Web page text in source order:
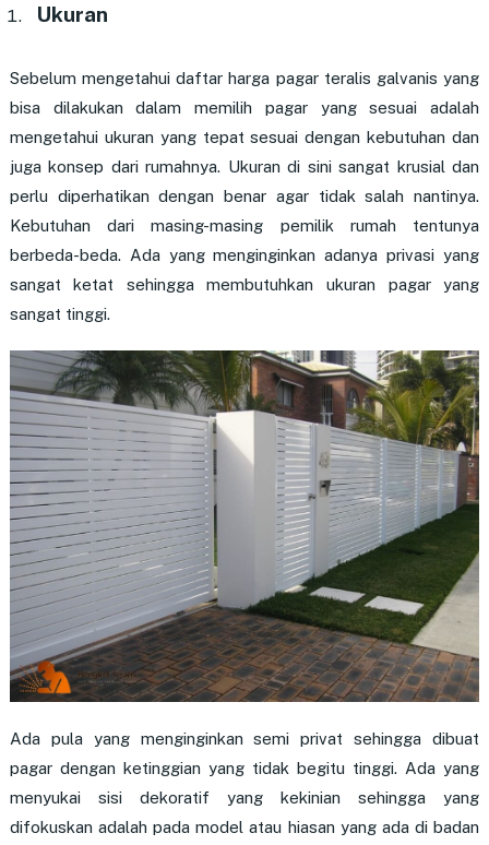
Ukuran
Sebelum mengetahui daftar harga pagar teralis galvanis yang
bisa dilakukan dalam memilih pagar yang sesuai adalah
mengetahui ukuran yang tepat sesuai dengan kebutuhan dan
juga konsep dari rumahnya. Ukuran di sini sangat krusial dan
perlu diperhatikan dengan benar agar tidak salah nantinya.
Kebutuhan dari masing-masing pemilik rumah tentunya
berbeda-beda. Ada yang menginginkan adanya privasi yang
sangat ketat sehingga membutuhkan ukuran pagar yang
sangat tinggi.
Ada pula yang menginginkan semi privat sehingga dibuat
pagar dengan ketinggian yang tidak begitu tinggi. Ada yang
menyukai sisi dekoratif yang kekinian sehingga yang
difokuskan adalah pada model atau hiasan yang ada di badan